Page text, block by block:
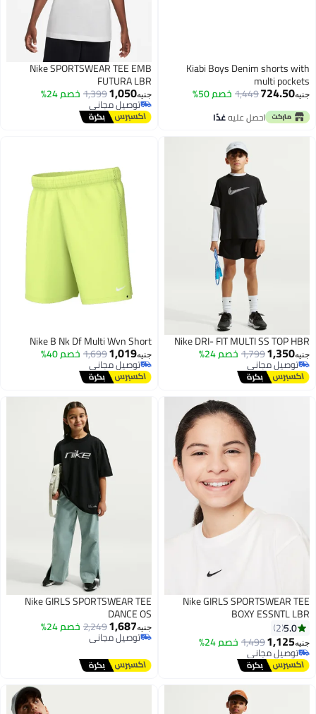
Kiabi Boys Denim shorts with
multi pockets
جنيه724.50
1,449خصم 50%
احصل عليهغدًا
Nike SPORTSWEAR TEE EMB
FUTURA LBR
جنيه1,050
1,399خصم 24%
توصيل مجاني
توصيل مجاني
Nike DRI- FIT MULTI SS TOP HBR
جنيه1,350
1,799خصم 24%
توصيل مجاني
توصيل مجاني
Nike B Nk Df Multi Wvn Short
جنيه1,019
1,699خصم 40%
توصيل مجاني
توصيل مجاني
Nike GIRLS SPORTSWEAR TEE
BOXY ESSNTL LBR
5.0
2
جنيه1,125
1,499خصم 24%
توصيل مجاني
توصيل مجاني
Nike GIRLS SPORTSWEAR TEE
DANCE OS
جنيه1,687
2,249خصم 24%
توصيل مجاني
توصيل مجاني